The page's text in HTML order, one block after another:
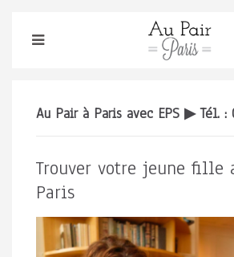
Au Pair à Paris avec EPS ▶Tél. :
Trouver votre jeune fille
Paris